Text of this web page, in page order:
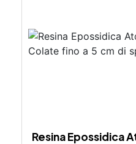
Resina Epossidica